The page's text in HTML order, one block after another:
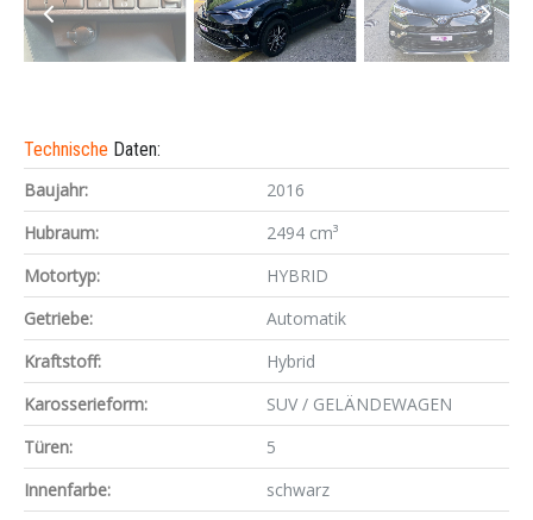
Technische Daten:
Baujahr:
2016
Hubraum:
2494 cm³
Motortyp:
HYBRID
Getriebe:
Automatik
Kraftstoff:
Hybrid
Karosserieform:
SUV / GELÄNDEWAGEN
Türen:
5
Innenfarbe:
schwarz